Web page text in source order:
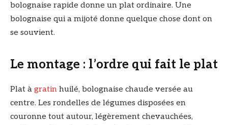
bolognaise rapide donne un plat ordinaire. Une
bolognaise qui a mijoté donne quelque chose dont on
se souvient.
Le montage : l’ordre qui fait le plat
Plat à gratin huilé, bolognaise chaude versée au
centre. Les rondelles de légumes disposées en
couronne tout autour, légèrement chevauchées,